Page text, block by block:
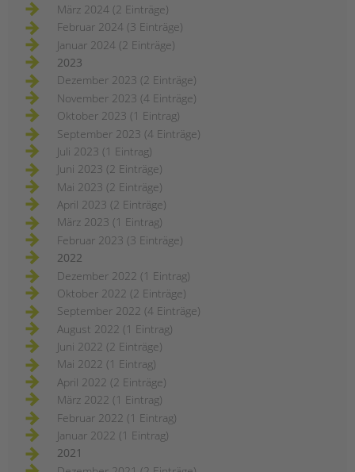
März 2024 (2 Einträge)
Februar 2024 (3 Einträge)
Januar 2024 (2 Einträge)
2023
Dezember 2023 (2 Einträge)
November 2023 (4 Einträge)
Oktober 2023 (1 Eintrag)
September 2023 (4 Einträge)
Juli 2023 (1 Eintrag)
Juni 2023 (2 Einträge)
Mai 2023 (2 Einträge)
April 2023 (2 Einträge)
März 2023 (1 Eintrag)
Februar 2023 (3 Einträge)
2022
Dezember 2022 (1 Eintrag)
Oktober 2022 (2 Einträge)
September 2022 (4 Einträge)
August 2022 (1 Eintrag)
Juni 2022 (2 Einträge)
Mai 2022 (1 Eintrag)
April 2022 (2 Einträge)
März 2022 (1 Eintrag)
Februar 2022 (1 Eintrag)
Januar 2022 (1 Eintrag)
2021